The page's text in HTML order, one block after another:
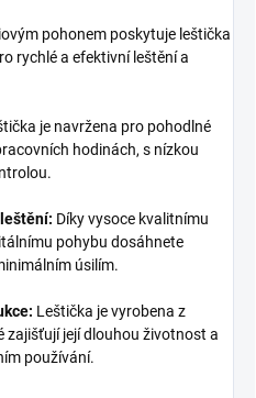
pohonem poskytuje leštička
rychlé a efektivní leštění a
je navržena pro pohodlné
hodinách, s nízkou
Díky vysoce kvalitnímu
pohybu dosáhnete
úsilím.
Leštička je vyrobena z
zajišťují její dlouhou životnost a
používání.